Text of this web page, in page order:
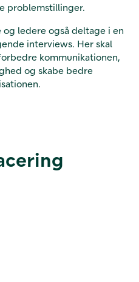
problemstillinger.
ledere også deltage i en
interviews. Her skal
kommunikationen,
og skabe bedre